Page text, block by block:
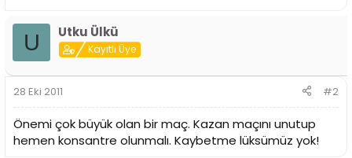
U Utku Ülkü
Kayıtlı Üye
28 Eki 2011 #2
Önemi çok büyük olan bir maç. Kazan maçını unutup
hemen konsantre olunmalı. Kaybetme lüksümüz yok!